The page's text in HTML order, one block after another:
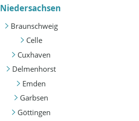
Niedersachsen
Braunschweig
Celle
Cuxhaven
Delmenhorst
Emden
Garbsen
Göttingen